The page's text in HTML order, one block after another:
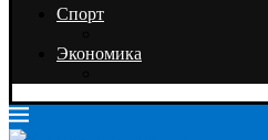
Спорт
Экономика